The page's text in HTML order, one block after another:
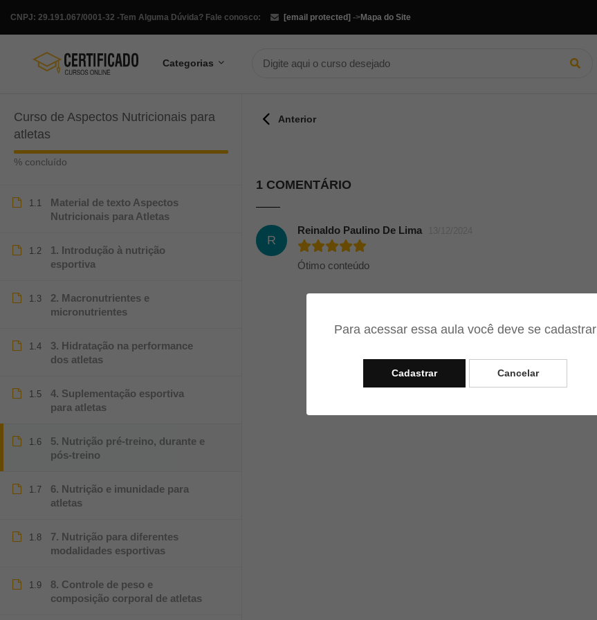
Para acessar essa aula você deve se cadastrar
Cadastrar Cancelar
Tem Alguma Dúvida? Fale conosco: [email protected]
CNPJ: 29.191.067/0001-32 - ->Mapa do Site
Categorias
Curso de Aspectos Nutricionais para
atletas
% concluído
1.1
Material de texto Aspectos
Nutricionais para Atletas
1.2
1. Introdução à nutrição
esportiva
1.3
2. Macronutrientes e
micronutrientes
1.4
3. Hidratação na performance
dos atletas
1.5
4. Suplementação esportiva
para atletas
1.6
5. Nutrição pré-treino, durante e
pós-treino
1.7
6. Nutrição e imunidade para
atletas
1.8
7. Nutrição para diferentes
modalidades esportivas
1.9
8. Controle de peso e
composição corporal de atletas
Anterior
1 COMENTÁRIO
R
Reinaldo Paulino De Lima
Ótimo conteúdo